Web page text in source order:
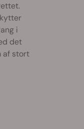
i
det
af stort